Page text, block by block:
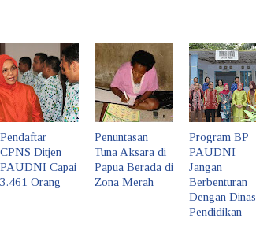
Pendaftar
CPNS Ditjen
PAUDNI Capai
3.461 Orang
Penuntasan
Tuna Aksara di
Papua Berada di
Zona Merah
Program BP
PAUDNI
Jangan
Berbenturan
Dengan Dinas
Pendidikan